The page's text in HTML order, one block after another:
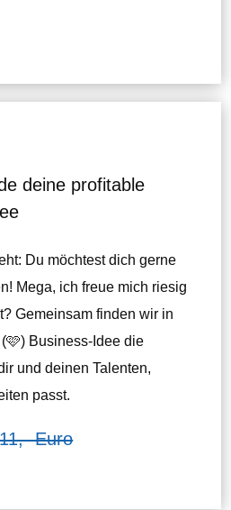
deine profitable
Du möchtest dich gerne
Mega, ich freue mich riesig
Gemeinsam finden wir in
Business-Idee die
und deinen Talenten,
passt.
Euro